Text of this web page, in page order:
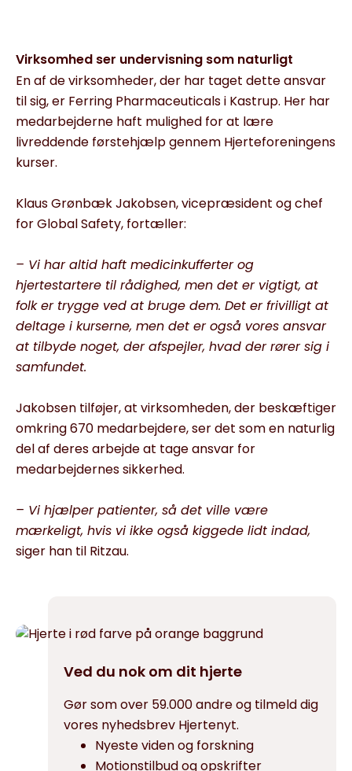
Virksomhed ser undervisning som naturligt
En af de virksomheder, der har taget dette ansvar
til sig, er Ferring Pharmaceuticals i Kastrup. Her har
medarbejderne haft mulighed for at lære
livreddende førstehjælp gennem Hjerteforeningens
kurser.
Klaus Grønbæk Jakobsen, vicepræsident og chef
for Global Safety, fortæller:
– Vi har altid haft medicinkufferter og
hjertestartere til rådighed, men det er vigtigt, at
folk er trygge ved at bruge dem. Det er frivilligt at
deltage i kurserne, men det er også vores ansvar
at tilbyde noget, der afspejler, hvad der rører sig i
samfundet.
Jakobsen tilføjer, at virksomheden, der beskæftiger
omkring 670 medarbejdere, ser det som en naturlig
del af deres arbejde at tage ansvar for
medarbejdernes sikkerhed.
– Vi hjælper patienter, så det ville være
mærkeligt, hvis vi ikke også kiggede lidt indad,
siger han til Ritzau.
Ved du nok om dit hjerte
Gør som over 59.000 andre og tilmeld dig
vores nyhedsbrev Hjertenyt.
Nyeste viden og forskning
Motionstilbud og opskrifter